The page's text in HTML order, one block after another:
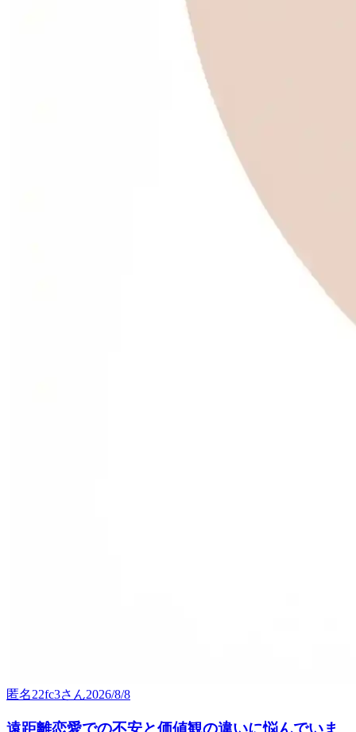
匿名22fc3さん2026/8/8
遠距離恋愛での不安と価値観の違いに悩んでいま